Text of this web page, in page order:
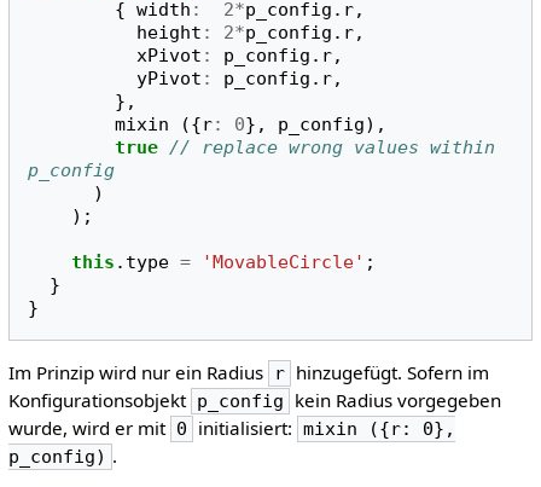
{ width : 2*p_config . r,
height : 2*p_config . r,
xPivot : p_config . r,
yPivot : p_config . r,
},
mixin
({r: 0}, p_config),
true // replace wrong values within
p_config
)
);
this . type = 'MovableCircle' ;
}
}
Im Prinzip wird nur ein Radius r hinzugefügt. Sofern im
Konfigurationsobjekt p_config
kein Radius vorgegeben
wurde, wird er mit 0 initialisiert: mixin ({r: 0},
p_config) .